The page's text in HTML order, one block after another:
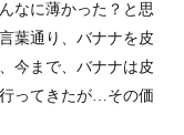
なに薄かった？と思
葉通り、バナナを皮
今まで、バナナは皮
ってきたが…その価